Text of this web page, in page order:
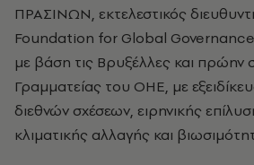
ΠΡΑΣΙΝΩΝ, εκτελεστικός
Foundation for Global
με βάση τις Βρυξέλλες και πρώην
Γραμματείας του ΟΗΕ, με
διεθνών σχέσεων, ειρηνικής
κλιματικής αλλαγής και